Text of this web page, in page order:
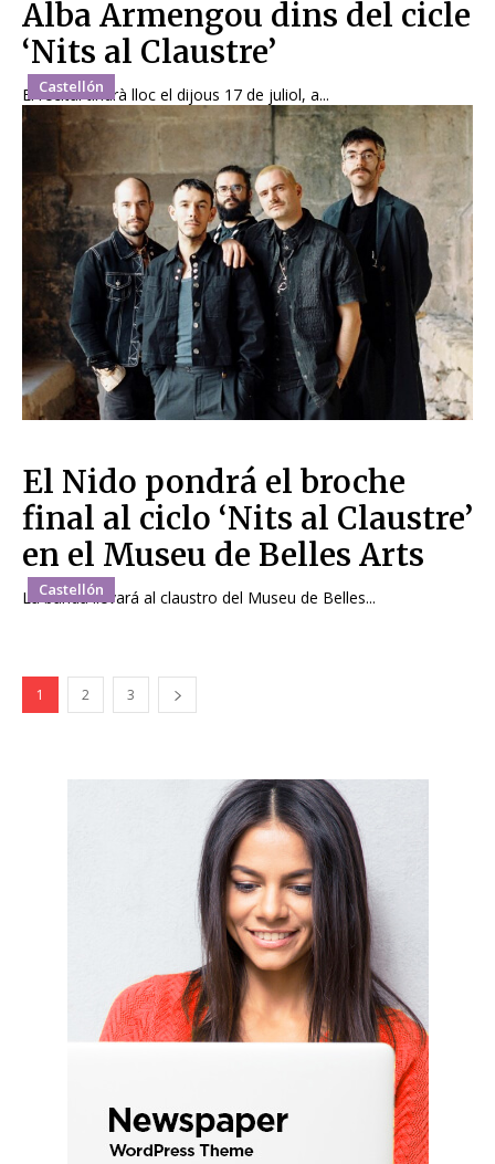
Castellón
Alba Armengou dins del cicle
‘Nits al Claustre’
El recital tindrà lloc el dijous 17 de juliol, a...
Castellón
El Nido pondrá el broche
final al ciclo ‘Nits al Claustre’
en el Museu de Belles Arts
La banda llevará al claustro del Museu de Belles...
1 2 3